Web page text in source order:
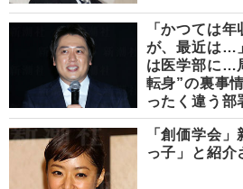
「かつては
が、最近は…
は医学部に…
転身”の裏事
ったく違う部
「創価学会
っ子」と紹介